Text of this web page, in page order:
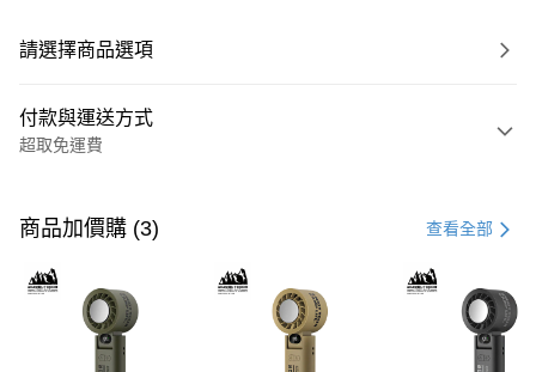
請選擇商品選項
付款與運送方式
超取免運費
信用卡一次付款
LINE Pay
Apple Pay
商品加價購 (3) 查看全部